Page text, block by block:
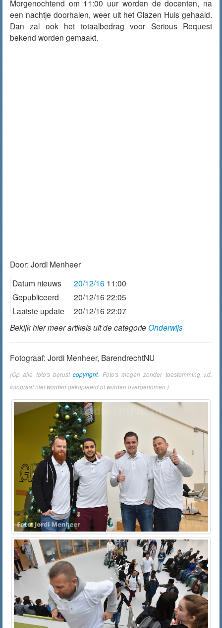
Morgenochtend om 11:00 uur worden de docenten, na
een nachtje doorhalen, weer uit het Glazen Huis gehaald.
Dan zal ook het totaalbedrag voor Serious Request
bekend worden gemaakt.
Door: Jordi Menheer
Datum nieuws
20/12/16 11:00
Gepubliceerd
20/12/16 22:05
Laatste update
20/12/16 22:07
Bekijk hier meer artikels uit de categorieOnderwijs
Fotograaf: Jordi Menheer, BarendrechtNU
(Op alle foto's berustcopyright. Foto's mogen zonder toestemming v.d.
fotograaf niet worden gekopieerd of worden overgenomen.)